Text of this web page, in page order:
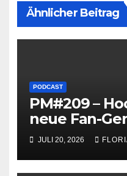
Ähnlicher Beitrag
PODCAST
PM#209 –
neue Fan-
JULI 20, 2026